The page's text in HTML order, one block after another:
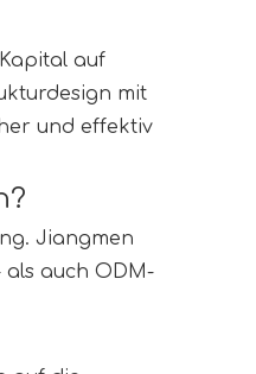
auf
mit
und effektiv
Jiangmen
auch ODM-